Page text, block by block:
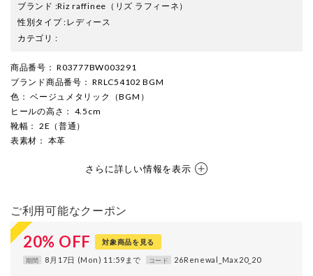
ブランド :Riz raffinee （リズ ラフィーネ）
性別タイプ:レディース
カテゴリ :
商品番号 ： R03777BW003291
ブランド商品番号 ： RRLC54102 BGM
色 ： ベージュメタリック（BGM）
ヒールの高さ ： 4.5cm
靴幅 ： 2E（普通）
表素材 ： 本革
さらに詳しい情報を表示
ご利用可能なクーポン
20% OFF 対象商品を見る
期間 8月17日 (Mon) 11:59まで コード 26Renewal_Max20_20